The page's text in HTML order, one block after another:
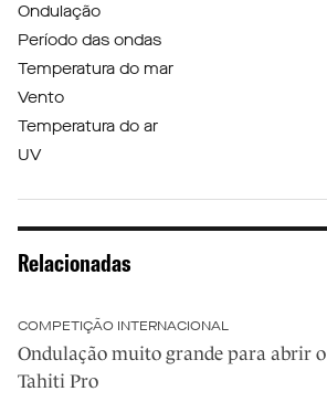
Ondulação
Período das ondas
Temperatura do mar
Vento
Temperatura do ar
UV
Relacionadas
COMPETIÇÃO INTERNACIONAL
Ondulação muito grande para abrir o
Tahiti Pro